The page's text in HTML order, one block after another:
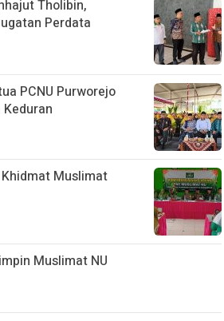
Tholibin,
Perdata
PCNU Purworejo
Keduran
Muslimat
Muslimat NU